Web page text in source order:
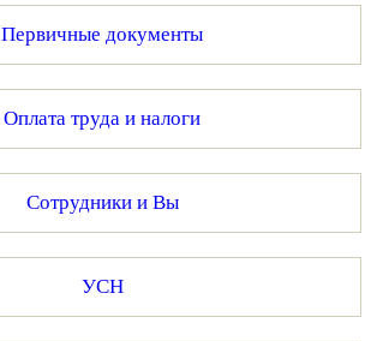
Первичные документы
Оплата труда и налоги
Сотрудники и Вы
УСН